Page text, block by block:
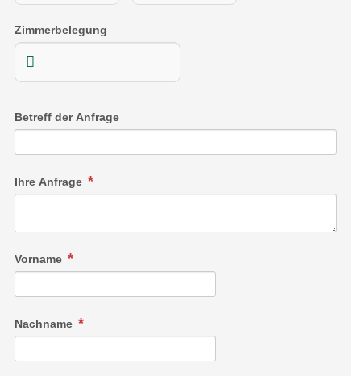
Touren bis Seehöhe: bis 1900 m
Link zur Mountainbike Region
Zimmerbelegung
Betreff der Anfrage
Ihre Anfrage
Vorname
Nachname